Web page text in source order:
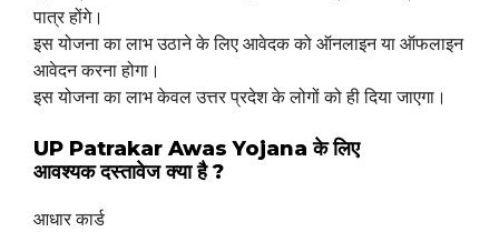
पात्र होंगे।
इस योजना का लाभ उठाने के लिए आवेदक को ऑनलाइन या ऑफलाइन
आवेदन करना होगा।
इस योजना का लाभ केवल उत्तर प्रदेश के लोगों को ही दिया जाएगा।
UP Patrakar Awas Yojana के लिए
आवश्यक दस्तावेज क्या है ?
आधार कार्ड